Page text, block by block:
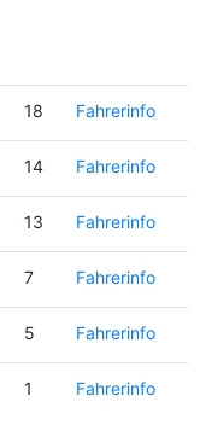
18 Fahrerinfo
14 Fahrerinfo
13 Fahrerinfo
7 Fahrerinfo
5 Fahrerinfo
1 Fahrerinfo